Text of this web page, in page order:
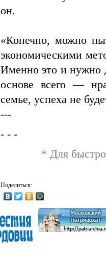
он.
«Конечно, можно
экономическими
Именно это и нужно
основе всего —
семье, успеха не
---
- - -
* Для
Поделиться: